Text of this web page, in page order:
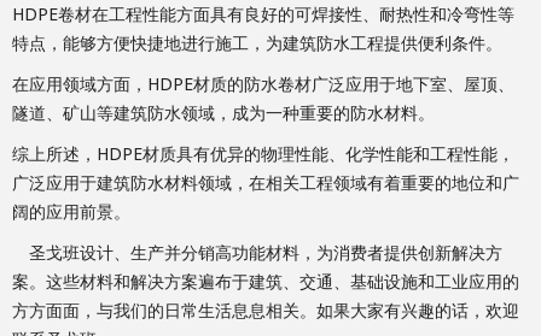
HDPE卷材在工程性能方面具有良好的可焊接性、耐热性和冷弯性等
特点，能够方便快捷地进行施工，为建筑防水工程提供便利条件。
在应用领域方面，HDPE材质的防水卷材广泛应用于地下室、屋顶、
隧道、矿山等建筑防水领域，成为一种重要的防水材料。
综上所述，HDPE材质具有优异的物理性能、化学性能和工程性能，
广泛应用于建筑防水材料领域，在相关工程领域有着重要的地位和广
阔的应用前景。
圣戈班设计、生产并分销高功能材料，为消费者提供创新解决方
案。这些材料和解决方案遍布于建筑、交通、基础设施和工业应用的
方方面面，与我们的日常生活息息相关。如果大家有兴趣的话，欢迎